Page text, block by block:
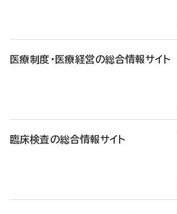
医療制度・医療経営の総合情報サイト
臨床検査の総合情報サイト